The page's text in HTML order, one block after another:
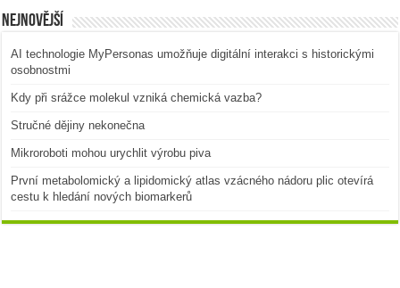
Nejnovější
AI technologie MyPersonas umožňuje digitální interakci s historickými
osobnostmi
Kdy při srážce molekul vzniká chemická vazba?
Stručné dějiny nekonečna
Mikroroboti mohou urychlit výrobu piva
První metabolomický a lipidomický atlas vzácného nádoru plic otevírá
cestu k hledání nových biomarkerů